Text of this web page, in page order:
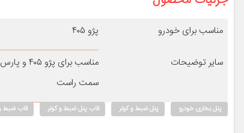
مناسب برای خودرو پژو ۴۰۵
سایر توضیحات
مناسب برای پژو ۴۰۵ و پارس _ آردی
سمت راست
پنل بخاری خودرو پنل ضبط و کولر قاب پنل ضبط و کولر قاب ضبط